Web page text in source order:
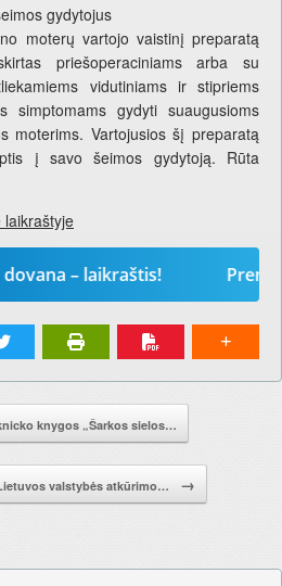
gydytojus
moterų vartojo vaistinį preparatą
priešoperaciniams arba su
vidutiniams ir stipriems
simptomams gydyti suaugusioms
moterims. Vartojusios šį preparatą
į savo šeimos gydytoją. Rūta
laikraštyje
– laikraštis!
knygos „Šarkos sielos…
valstybės atkūrimo… →